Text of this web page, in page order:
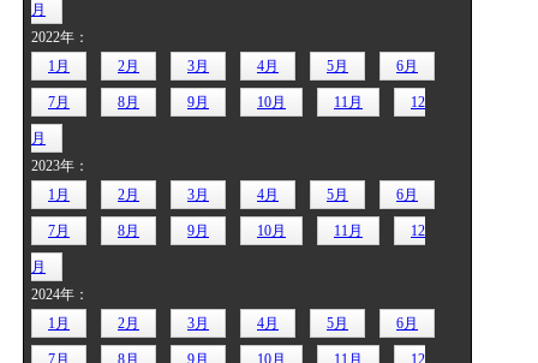
月
2022年：
1月
2月 3月 4月 5月 6月
7月 8月 9月 10月 11月 12
月
2023年：
1月
2月 3月 4月 5月 6月
7月 8月 9月 10月 11月 12
月
2024年：
1月
2月 3月 4月 5月 6月
7月 8月 9月 10月 11月 12